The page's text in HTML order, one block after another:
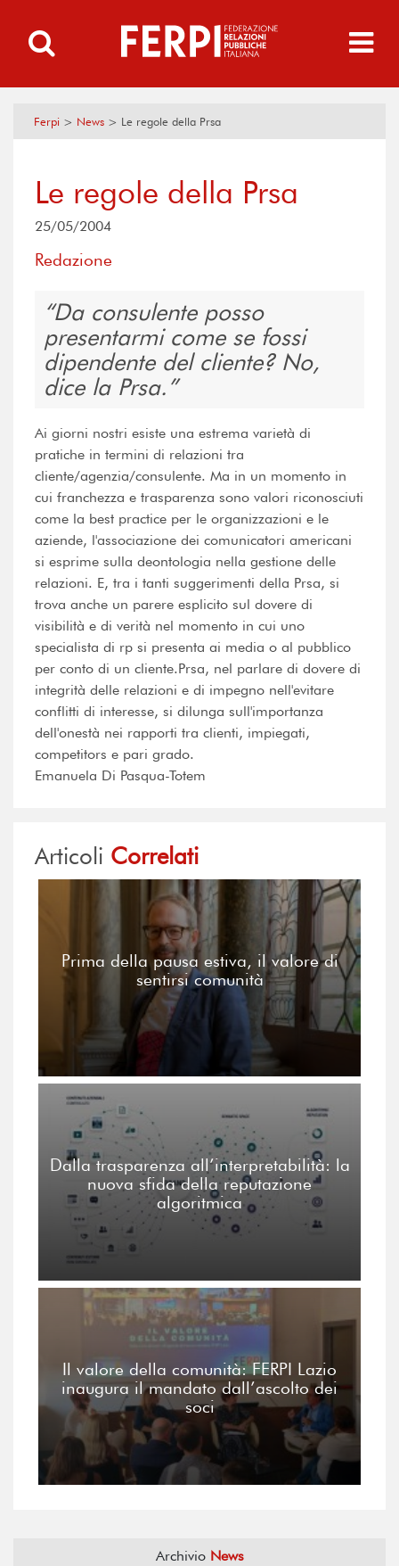
Ferpi > News > Le regole della Prsa
Le regole della Prsa
25/05/2004
Redazione
Da consulente posso
presentarmi come se fossi
dipendente del cliente? No,
dice la Prsa.
Ai giorni nostri esiste una estrema varietà di
pratiche in termini di relazioni tra
cliente/agenzia/consulente. Ma in un momento in
cui franchezza e trasparenza sono valori riconosciuti
come la best practice per le organizzazioni e le
aziende, l'associazione dei comunicatori americani
si esprime sulla deontologia nella gestione delle
relazioni. E, tra i tanti suggerimenti della Prsa, si
trova anche un parere esplicito sul dovere di
visibilità e di verità nel momento in cui uno
specialista di rp si presenta ai media o al pubblico
per conto di un cliente.Prsa, nel parlare di dovere di
integrità delle relazioni e di impegno nell'evitare
conflitti di interesse, si dilunga sull'importanza
dell'onestà nei rapporti tra clienti, impiegati,
competitors e pari grado.
Emanuela Di Pasqua-Totem
Articoli Correlati
Prima della pausa estiva, il valore di
sentirsi comunità
Dalla trasparenza all’interpretabilità: la
nuova sfida della reputazione
algoritmica
Il valore della comunità: FERPI Lazio
inaugura il mandato dall’ascolto dei
soci
Archivio News